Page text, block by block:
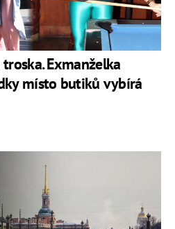
Exmanželka
místo butiků vybírá